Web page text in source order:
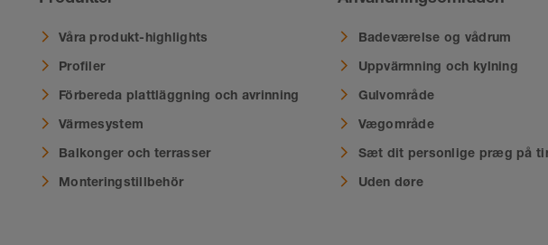
Våra produkt-highlights
Profiler
Förbereda plattläggning och avrinning
Värmesystem
Balkonger och terrasser
Monteringstillbehör
Badeværelse og vådrum
Uppvärmning och kylning
Gulvområde
Vægområde
Sæt dit personlige præg på
Uden døre